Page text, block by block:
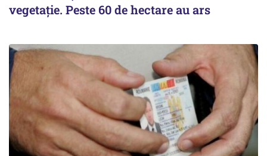
vegetație. Peste 60 de hectare au ars